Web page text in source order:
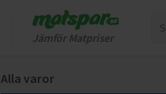
Jämför Matpriser
Alla varor